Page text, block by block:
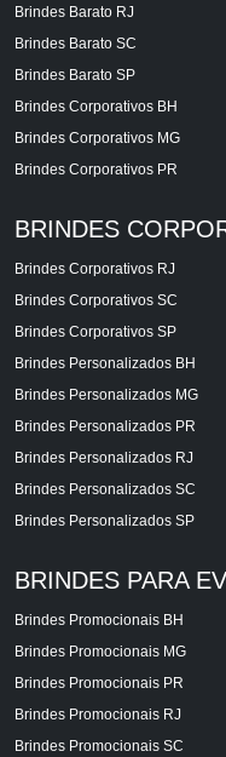
Brindes Barato RJ
Brindes Barato SC
Brindes Barato SP
Brindes Corporativos BH
Brindes Corporativos MG
Brindes Corporativos PR
BRINDES
Brindes Corporativos RJ
Brindes Corporativos SC
Brindes Corporativos SP
Brindes Personalizados BH
Brindes Personalizados MG
Brindes Personalizados PR
Brindes Personalizados RJ
Brindes Personalizados SC
Brindes Personalizados SP
BRINDES PARA
Brindes Promocionais BH
Brindes Promocionais MG
Brindes Promocionais PR
Brindes Promocionais RJ
Brindes Promocionais SC